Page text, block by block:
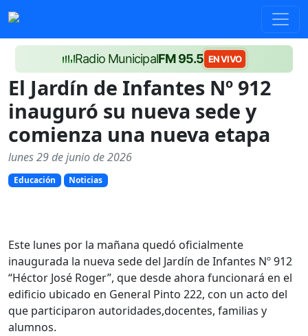
Radio MunicipalFM 95.5 EN VIVO
El Jardín de Infantes Nº 912
inauguró su nueva sede y
comienza una nueva etapa
lunes 29 de junio de 2026
Educación Noticias
Este lunes por la mañana quedó oficialmente
inaugurada la nueva sede del Jardín de Infantes Nº 912
“Héctor José Roger”, que desde ahora funcionará en el
edificio ubicado en General Pinto 222, con un acto del
que participaron autoridades,docentes, familias y
alumnos.